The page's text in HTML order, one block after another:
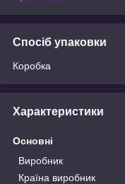
Спосіб упаковки
Коробка
Характеристики
Основні
Виробник
Країна виробник